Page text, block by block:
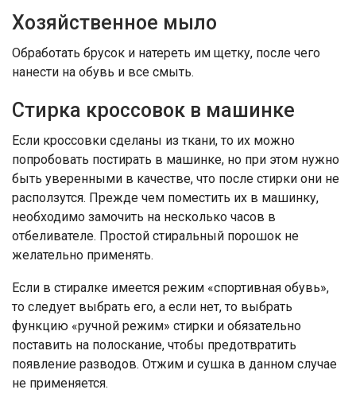
Хозяйственное мыло
Обработать брусок и натереть им щетку, после чего
нанести на обувь и все смыть.
Стирка кроссовок в машинке
Если кроссовки сделаны из ткани, то их можно
попробовать постирать в машинке, но при этом нужно
быть уверенными в качестве, что после стирки они не
расползутся. Прежде чем поместить их в машинку,
необходимо замочить на несколько часов в
отбеливателе. Простой стиральный порошок не
желательно применять.
Если в стиралке имеется режим «спортивная обувь»,
то следует выбрать его, а если нет, то выбрать
функцию «ручной режим» стирки и обязательно
поставить на полоскание, чтобы предотвратить
появление разводов. Отжим и сушка в данном случае
не применяется.